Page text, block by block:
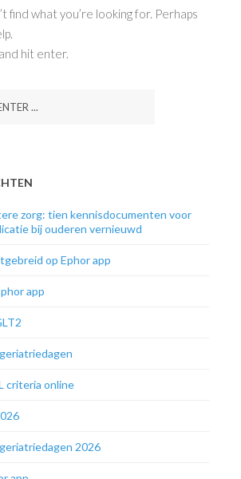
find what you’re looking for. Perhaps
hit enter.
zorg: tien kennisdocumenten voor
bij ouderen vernieuwd
op Ephor app
app
criteria online
2026